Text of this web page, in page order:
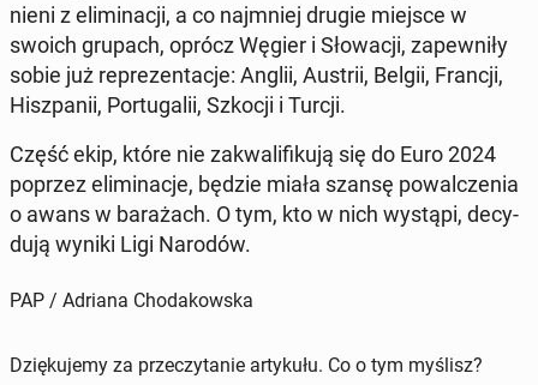
nie­ni z eli­mi­na­cji, a co naj­mniej drugie miejsce w
swoich grupach, oprócz Węgier i Sło­wa­cji, za­pew­ni­ły
sobie już re­pre­zen­ta­cje: Anglii, Austrii, Belgii, Francji,
Hisz­pa­nii, Por­tu­ga­lii, Szkocji i Turcji.
Część ekip, które nie za­kwa­li­fi­ku­ją się do Euro 2024
poprzez eli­mi­na­cje, będzie miała szansę po­wal­cze­nia
o awans w ba­ra­żach. O tym, kto w nich wystąpi, de­cy­
du­ją wyniki Ligi Narodów.
PAP / Adriana Chodakowska
Dziękujemy za przeczytanie artykułu. Co o tym myślisz?